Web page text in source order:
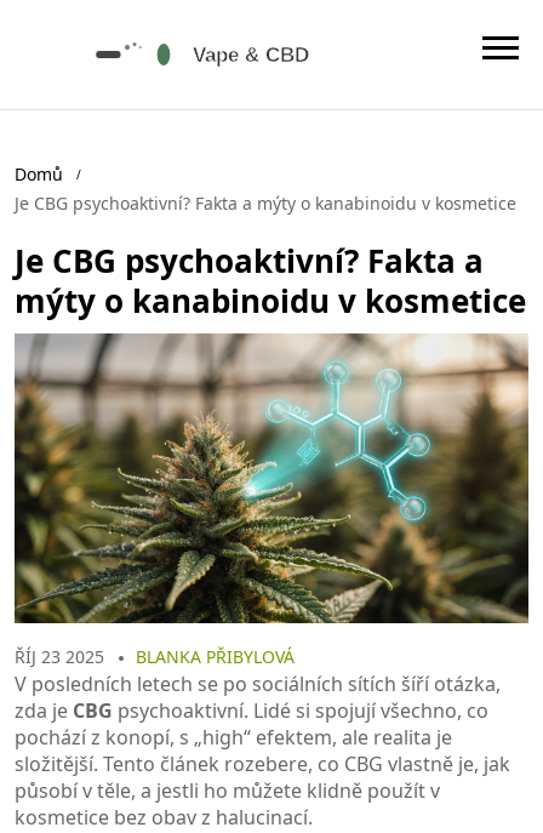
Domů
Je CBG psychoaktivní? Fakta a mýty o kanabinoidu v kosmetice
Je CBG psychoaktivní? Fakta a
mýty o kanabinoidu v kosmetice
ŘÍJ 23 2025 BLANKA PŘIBYLOVÁ
V posledních letech se po sociálních sítích šíří otázka,
zda je CBG psychoaktivní. Lidé si spojují všechno, co
pochází z konopí, s „high“ efektem, ale realita je
složitější. Tento článek rozebere, co CBG vlastně je, jak
působí v těle, a jestli ho můžete klidně použít v
kosmetice bez obav z halucinací.